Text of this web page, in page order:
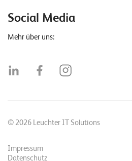
Social Media
Mehr über uns:
© 2026 Leuchter IT Solutions
Impressum
Datenschutz